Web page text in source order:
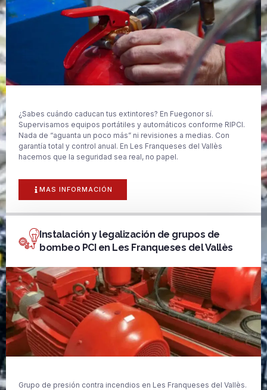
¿Sabes cuándo caducan tus extintores? En Fuegonor sí.
Supervisamos equipos portátiles y automáticos conforme RIPCI.
Nada de “aguanta un poco más” ni revisiones a medias. Con
garantía total y control anual. En Les Franqueses del Vallès
hacemos que la seguridad sea real, no papel.
MAS INFORMACIÓN
Instalación y legalización de grupos de
bombeo PCI en Les Franqueses del Vallès
Grupo de presión contra incendios en Les Franqueses del Vallès.